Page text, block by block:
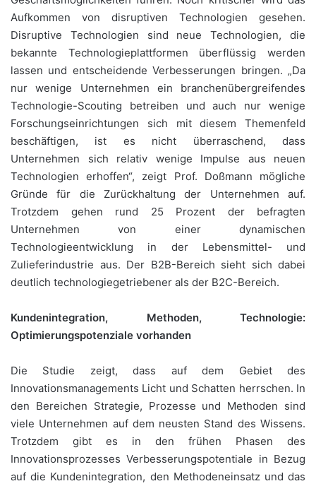
Aufkommen von disruptiven Technologien gesehen.
Disruptive Technologien sind neue Technologien, die
bekannte Technologieplattformen überflüssig werden
lassen und entscheidende Verbesserungen bringen. „Da
nur wenige Unternehmen ein branchenübergreifendes
Technologie-Scouting betreiben und auch nur wenige
Forschungseinrichtungen sich mit diesem Themenfeld
beschäftigen, ist es nicht überraschend, dass
Unternehmen sich relativ wenige Impulse aus neuen
Technologien erhoffen“, zeigt Prof. Doßmann mögliche
Gründe für die Zurückhaltung der Unternehmen auf.
Trotzdem gehen rund 25 Prozent der befragten
Unternehmen von einer dynamischen
Technologieentwicklung in der Lebensmittel- und
Zulieferindustrie aus. Der B2B-Bereich sieht sich dabei
deutlich technologiegetriebener als der B2C-Bereich.
Kundenintegration, Methoden, Technologie:
Optimierungspotenziale vorhanden
Die Studie zeigt, dass auf dem Gebiet des
Innovationsmanagements Licht und Schatten herrschen. In
den Bereichen Strategie, Prozesse und Methoden sind
viele Unternehmen auf dem neusten Stand des Wissens.
Trotzdem gibt es in den frühen Phasen des
Innovationsprozesses Verbesserungspotentiale in Bezug
auf die Kundenintegration, den Methodeneinsatz und das